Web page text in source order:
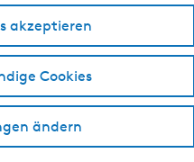
akzeptieren
Cookies
ändern
gibt es viele Stellen, die
kann. Und sollte.